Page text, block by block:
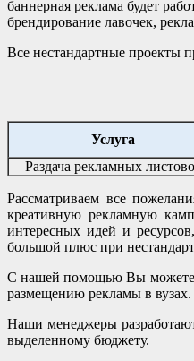
баннерная реклама будет
брендирование лавочек,
Все нестандартные проекты
Услуга
Раздача рекламных
Рассматриваем все
креативную рекламную
интересных идей и
большой плюс при
С нашей помощью Вы можете
размещению рекламы в вузах.
Наши менеджеры
выделенному бюджету.